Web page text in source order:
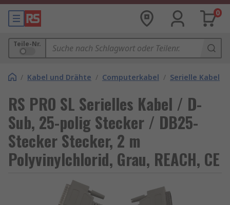
0
Teile-Nr.
/ Kabel und Drähte / Computerkabel / Serielle Kabel
RS PRO SL Serielles Kabel / D-
Sub, 25-polig Stecker / DB25-
Stecker Stecker, 2 m
Polyvinylchlorid, Grau, REACH, CE